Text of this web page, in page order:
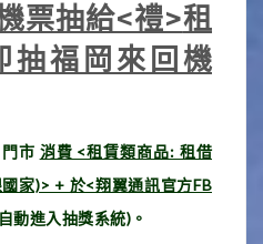
票抽給<禮>租
抽福岡來回機
市 消費 <租賃類商品: 租借
家)> + 於<翔翼通訊官方FB
動進入抽獎系統)。